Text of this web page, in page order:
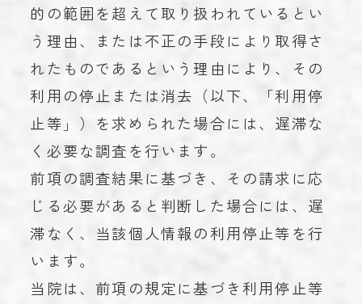
的の範囲を超えて取り扱われているとい
う理由、または不正の手段により取得さ
れたものであるという理由により、その
利用の停止または消去（以下、「利用停
止等」）を求められた場合には、遅滞な
く必要な調査を行います。
前項の調査結果に基づき、その請求に応
じる必要があると判断した場合には、遅
滞なく、当該個人情報の利用停止等を行
います。
当院は、前項の規定に基づき利用停止等